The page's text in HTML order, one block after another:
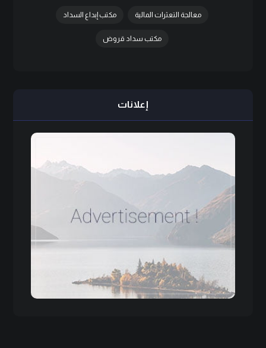
معالجة التعثرات المالية مكتب إبداع السداد
مكتب سداد قروض
إعلانات